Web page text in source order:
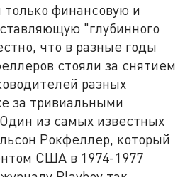
финансовую и
"глубинного
что в разные годы
стояли за снятием
разных
за тривиальными
из самых известных
Рокфеллер, который
США в 1974-1977